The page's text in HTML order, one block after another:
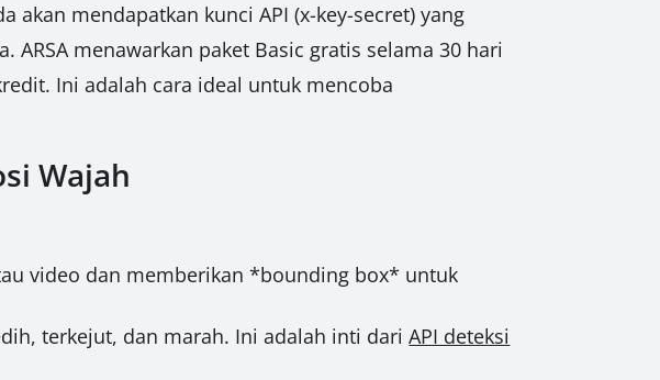
akan mendapatkan kunci API (x-key-secret) yang
menawarkan paket Basic gratis selama 30 hari
Ini adalah cara ideal untuk mencoba
Wajah
video dan memberikan *bounding box* untuk
terkejut, dan marah. Ini adalah inti dariAPI deteksi